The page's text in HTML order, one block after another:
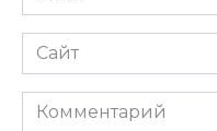
*
Сайт
Комментарий